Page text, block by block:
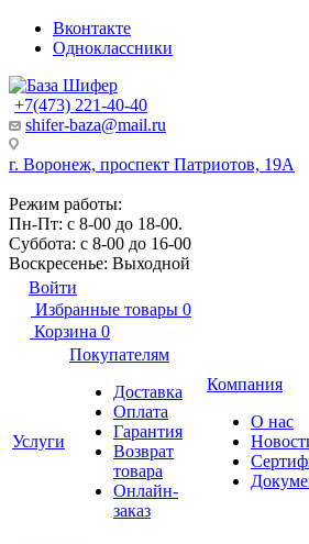
Вконтакте
Одноклассники
+7(473) 221-40-40
shifer-baza@mail.ru
г. Воронеж, проспект Патриотов, 19А
Режим работы:
Пн-Пт: с 8-00 до 18-00.
Суббота: с 8-00 до 16-00
Воскресенье: Выходной
Войти
Избранные товары 0
Корзина 0
Услуги
Покупателям
Доставка
Оплата
Гарантия
Возврат
товара
Онлайн-
заказ
Компания
О нас